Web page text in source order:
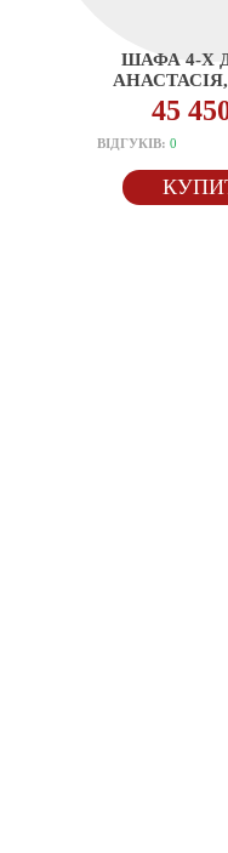
ШАФА 4-Х
АНАСТАСІЯ,
45
ВІДГУКІВ: 0